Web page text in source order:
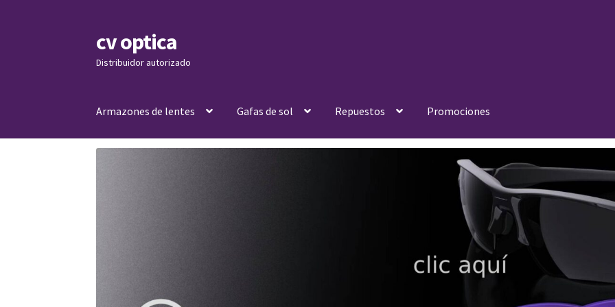
Skip
to
navigation
Skip
to
content
cv optica
Distribuidor autorizado
Armazones de lentes Gafas de sol Repuestos Promociones